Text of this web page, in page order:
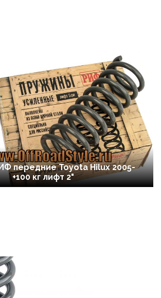
передние Toyota Hilux 2005-
+100 кг лифт 2"